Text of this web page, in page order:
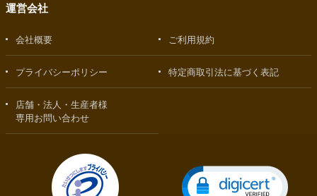
運営会社
会社概要 ご利用規約
プライバシーポリシー 特定商取引法に基づく表記
店舗・法人・生産者様
専用お問い合わせ